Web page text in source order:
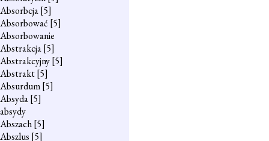
Absorbcja[5]
Absorbować [5]
Absorbowanie
Abstrakcja[5]
Abstrakcyjny[5]
Abstrakt[5]
Absurdum[5]
Absyda[5]
absydy
Abszach[5]
Abszlus [5]